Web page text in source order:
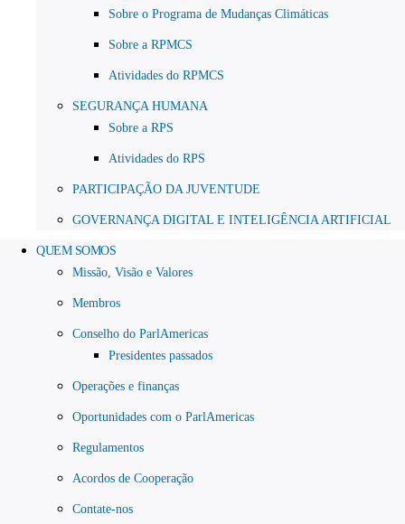
Sobre o Programa de Mudanças Climáticas
Sobre a RPMCS
Atividades do RPMCS
SEGURANÇA HUMANA
Sobre a RPS
Atividades do RPS
PARTICIPAÇÃO DA JUVENTUDE
GOVERNANÇA DIGITAL E INTELIGÊNCIA ARTIFICIAL
QUEM SOMOS
Missão, Visão e Valores
Membros
Conselho do ParlAmericas
Presidentes passados
Operações e finanças
Oportunidades com o ParlAmericas
Regulamentos
Acordos de Cooperação
Contate-nos